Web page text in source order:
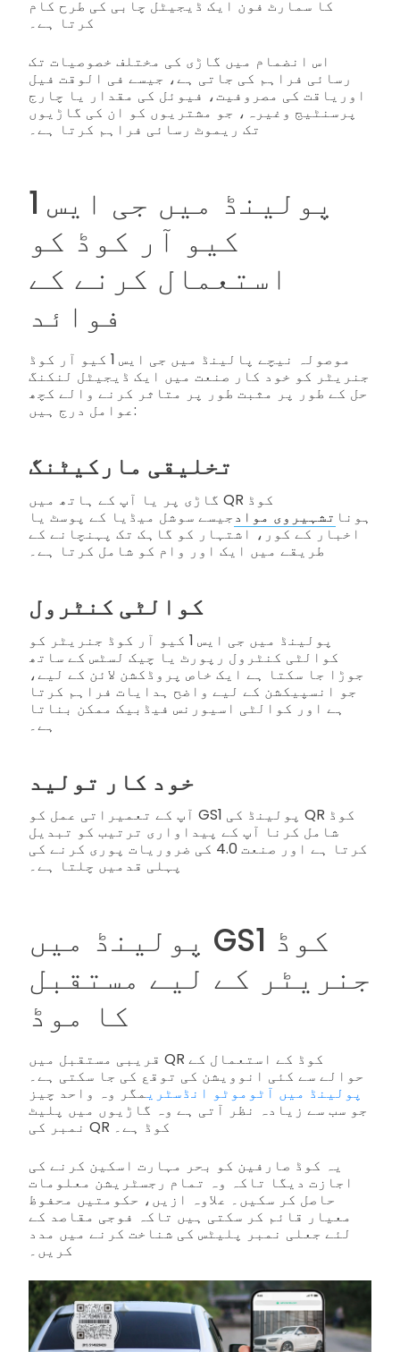
کا سمارٹ فون ایک ڈیجیٹل چابی کی طرح کام
کرتا ہے۔
اس انضمام میں گاڑی کی مختلف خصوصیات تک
رسائی فراہم کی جاتی ہے، جیسے فی الوقت فیل
اوریاقت کی مصروفیت، فیوئل کی مقدار یا چارج
پرسنٹیج وغیرہ، جو مشتریوں کو ان کی گاڑیوں
تک ریموٹ رسائی فراہم کرتا ہے۔
پولینڈ میں جی ایس 1
کیو آر کوڈ کو
استعمال کرنے کے
فوائد
موصولہ نیچے پالینڈ میں جی ایس 1 کیو آر کوڈ
جنریٹر کو خود کار صنعت میں ایک ڈیجیٹل لنکنگ
حل کے طور پر مثبت طور پر متاثر کرنے والے کچھ
عوامل درج ہیں:
تخلیقی مارکیٹنگ
گاڑی پر یا آپ کے ہاتھ میں QR کوڈ
ہونا تشہیروی موادجیسے سوشل میڈیا کے پوسٹ یا
اخبار کے کور، اشتہار کو گاہک تک پہنچانے کے
طریقے میں ایک اور وام کو شامل کرتا ہے۔
کوالٹی کنٹرول
پولینڈ میں جی ایس 1 کیو آر کوڈ جنریٹر کو
کوالٹی کنٹرول رپورٹ یا چیک لسٹس کے ساتھ
جوڑا جا سکتا ہے ایک خاص پروڈکشن لائن کے لیے،
جو انسپیکشن کے لیے واضح ہدایات فراہم کرتا
ہے اور کوالٹی اسیورنس فیڈبیک ممکن بناتا
ہے۔
خود کار تولید
آپ کے تعمیراتی عمل کو GS1 پولینڈ کی QR کوڈ
شامل کرنا آپ کے پیداواری ترتیب کو تبدیل
کرتا ہے اور صنعت 4.0 کی ضروریات پوری کرنے کی
پہلی قدمیں چلتا ہے۔
پولینڈ میں GS1 کوڈ
جنریٹر کے لیے مستقبل
کا موڈ
قریبی مستقبل میں QR کوڈ کے استعمال کے
حوالے سے کئی انوویشن کی توقع کی جا سکتی ہے۔
پولینڈ میں آٹوموٹو انڈسٹریمگر وہ واحد چیز
جو سب سے زیادہ نظر آتی ہے وہ گاڑیوں میں پلیٹ
نمبر کی QR کوڈ ہے۔
یہ کوڈ صارفین کو بحر مہارت اسکین کرنے کی
اجازت دیگا تاکہ وہ تمام رجسٹریشن معلومات
حاصل کر سکیں۔ علاوہ ازیں، حکومتیں محفوظ
معیار قائم کر سکتی ہیں تاکہ فوجی مقاصد کے
لئے جعلی نمبر پلیٹس کی شناخت کرنے میں مدد
کریں۔